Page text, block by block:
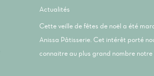
Actualités
Cette veille de fêtes de noël a été
Anissa Pâtisserie. Cet intérêt porté
connaitre au plus grand nombre notre